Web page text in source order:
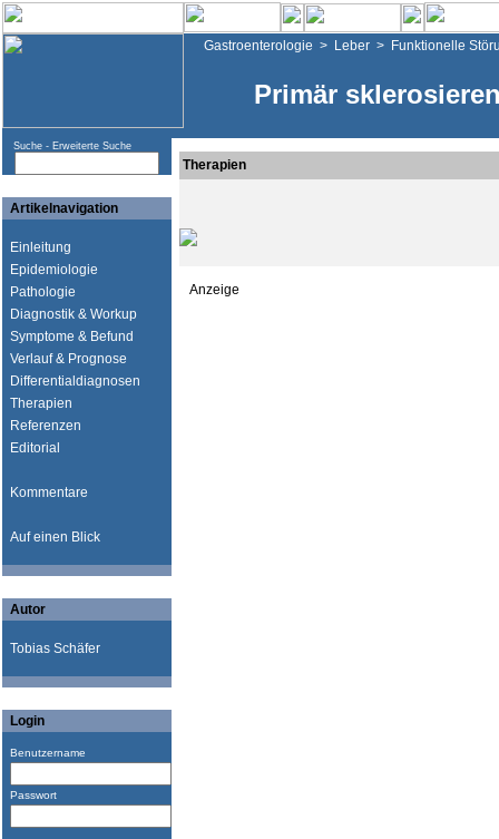
Gastroenterologie > Leber > Funktionelle
Primär
Suche - Erweiterte Suche
Artikelnavigation
Einleitung
Epidemiologie
Pathologie
Diagnostik & Workup
Symptome & Befund
Verlauf & Prognose
Differentialdiagnosen
Therapien
Referenzen
Editorial
Kommentare
Auf einen Blick
Autor
Tobias Schäfer
Login
Benutzername
Passwort
Therapien
Anzeige